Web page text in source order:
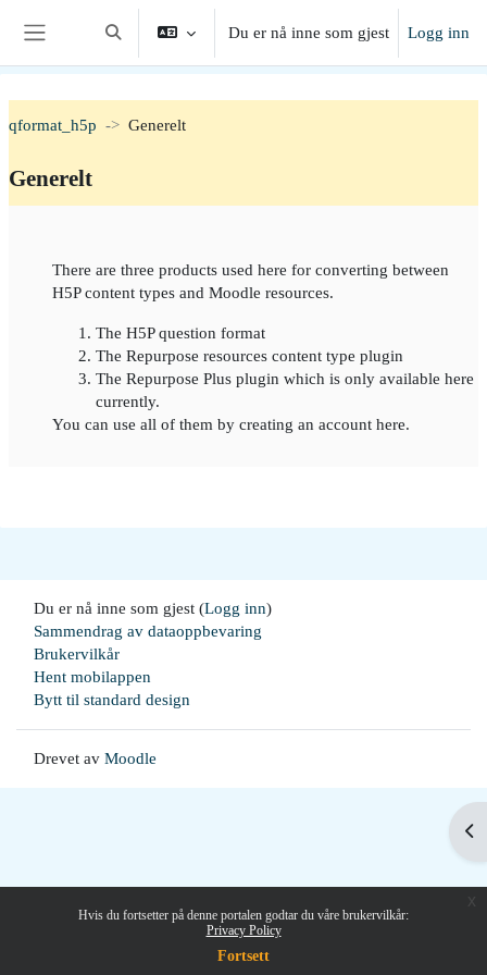
Hvis du fortsetter på denne portalen godtar du våre brukervilkår:
Privacy Policy
Fortsett
Veksle inndata for søk
Du er nå inne som gjest Logg inn
qformat_h5p Generelt
Generelt
There are three products used here for converting between
H5P content types and Moodle resources.
The H5P question format
The Repurpose resources content type plugin
The Repurpose Plus plugin which is only available here
currently.
You can use all of them by creating an account here.
Du er nå inne som gjest (Logg inn)
Sammendrag av dataoppbevaring
Brukervilkår
Hent mobilappen
Bytt til standard design
Drevet av Moodle